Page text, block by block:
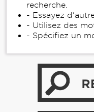
recherche.
- Essayez
- Utilisez des
- Spécifiez un